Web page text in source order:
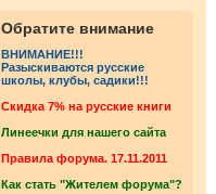
Обратите внимание
ВНИМАНИЕ!!!
Разыскиваются русские
школы, клубы, садики!!!
Cкидка 7% на русские книги
Линеечки для нашего сайта
Правила форума. 17.11.2011
Как стать "Жителем форума"?